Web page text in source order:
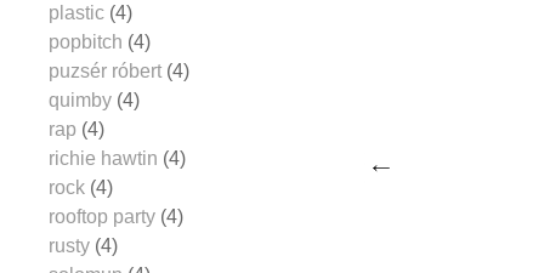
plastic (4)
popbitch (4)
puzsér róbert (4)
quimby (4)
rap (4)
richie hawtin (4)
rock (4)
rooftop party (4)
rusty (4)